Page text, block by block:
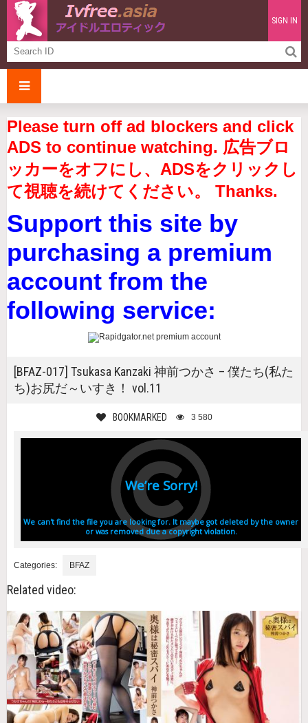
SIGN IN
Please turn off ad blockers and click
ADS to continue watching. 広告ブロ
ッカーをオフにし、ADSをクリックし
て視聴を続けてください。 Thanks.
Support this site by
purchasing a premium
account from the
following service:
[BFAZ-017] Tsukasa Kanzaki 神前つかさ – 僕たち(私た
ち)お尻だ～いすき！ vol.11
BOOKMARKED 3 580
Categories: BFAZ
Related video: